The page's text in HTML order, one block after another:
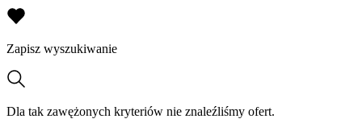
Zapisz wyszukiwanie
Dla tak zawężonych kryteriów nie znaleźliśmy ofert.